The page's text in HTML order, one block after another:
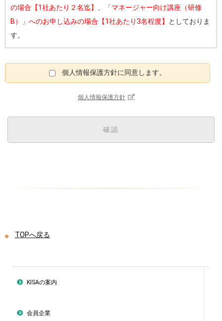
の場合【1社あたり２名迄】 、
「マネージャー向け講座（研修
B）」へのお申し込みの場合【1社あたり3名程度】
としておりま
す。
個人情報保護方針に同意します。
個人情報保護方針
TOPへ戻る
KISAの案内
会員企業